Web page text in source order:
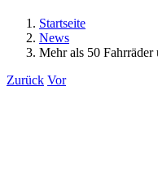
Startseite
News
Mehr als 50
Zurück Vor